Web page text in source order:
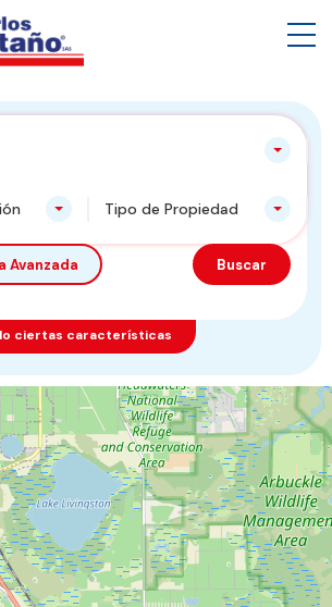
Tipo de Propiedad
ciertas características
Avanzada Buscar